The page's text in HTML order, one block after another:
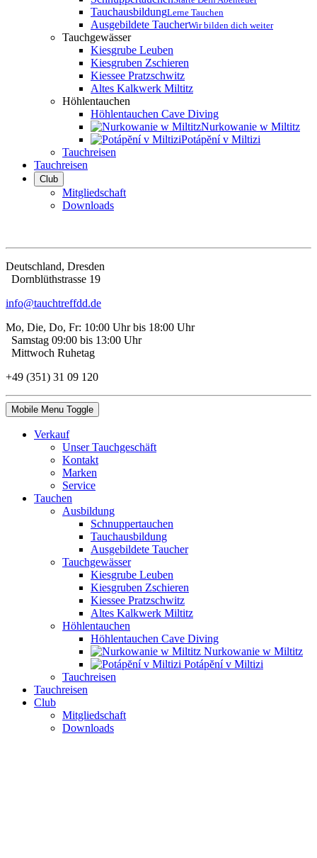
TauchausbildungLerne Tauchen
Ausgebildete TaucherWir bilden dich weiter
Tauchgewässer
Kiesgrube Leuben
Kiesgruben Zschieren
Kiessee Pratzschwitz
Altes Kalkwerk Miltitz
Höhlentauchen
Höhlentauchen Cave Diving
Nurkowanie w Miltitz
Potápĕní v Miltizi
Tauchreisen
Tauchreisen
Club
Mitgliedschaft
Downloads
Deutschland, Dresden
Dorn­blüth­strasse 19
info@tauchtreffdd.de
Mo, Die, Do, Fr: 10:00 Uhr bis 18:00 Uhr
Samstag 09:00 bis 13:00 Uhr
Mittwoch Ruhetag
+49 (351) 31 09 120
Mobile Menu Toggle
Verkauf
Unser Tauchgeschäft
Kontakt
Marken
Service
Tauchen
Ausbildung
Schnuppertauchen
Tauchausbildung
Ausgebildete Taucher
Tauchgewässer
Kiesgrube Leuben
Kiesgruben Zschieren
Kiessee Pratzschwitz
Altes Kalkwerk Miltitz
Höhlentauchen
Höhlentauchen Cave Diving
Nurkowanie w Miltitz
Potápĕní v Miltizi
Tauchreisen
Tauchreisen
Club
Mitgliedschaft
Downloads